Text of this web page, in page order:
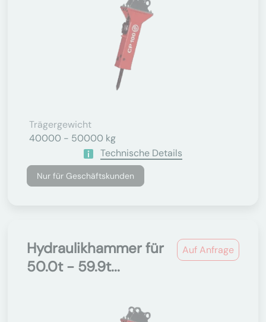
Trägergewicht
40000 - 50000 kg
Technische Details
Nur für Geschäftskunden
Auf Anfrage
Hydraulikhammer für
50.0t - 59.9t...